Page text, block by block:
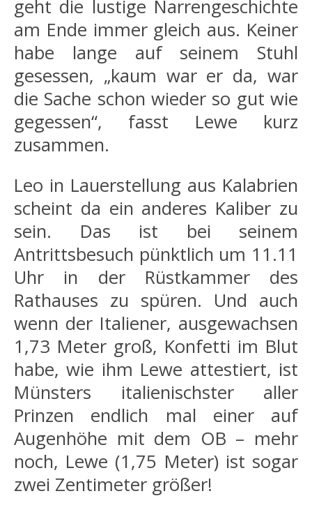
geht die lustige Narrengeschichte
am Ende immer gleich aus. Keiner
habe lange auf seinem Stuhl
gesessen, „kaum war er da, war
die Sache schon wieder so gut wie
gegessen“, fasst Lewe kurz
zusammen.
Leo in Lauerstellung aus Kalabrien
scheint da ein anderes Kaliber zu
sein. Das ist bei seinem
Antrittsbesuch pünktlich um 11.11
Uhr in der Rüstkammer des
Rathauses zu spüren. Und auch
wenn der Italiener, ausgewachsen
1,73 Meter groß, Konfetti im Blut
habe, wie ihm Lewe attestiert, ist
Münsters italienischster aller
Prinzen endlich mal einer auf
Augenhöhe mit dem OB – mehr
noch, Lewe (1,75 Meter) ist sogar
zwei Zentimeter größer!